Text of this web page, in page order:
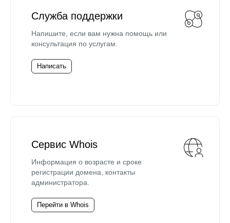
Служба поддержки
Напишите, если вам нужна помощь или
консультация по услугам.
Написать
Сервис Whois
Информация о возрасте и сроке
регистрации домена, контакты
администратора.
Перейти в Whois